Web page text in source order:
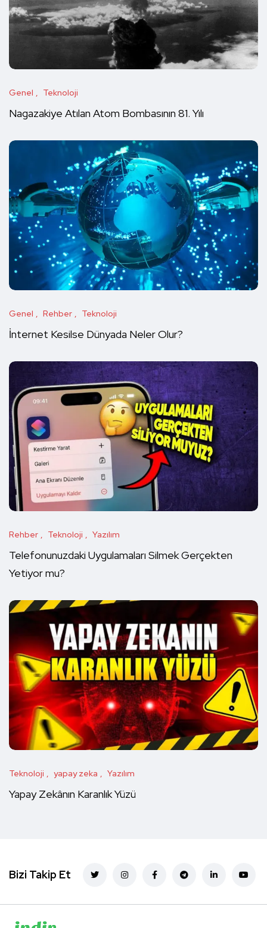
Genel Teknoloji
Nagazakiye Atılan Atom Bombasının 81. Yılı
Genel Rehber Teknoloji
İnternet Kesilse Dünyada Neler Olur?
Rehber Teknoloji Yazılım
Telefonunuzdaki Uygulamaları Silmek Gerçekten
Yetiyor mu?
Teknoloji yapay zeka Yazılım
Yapay Zekânın Karanlık Yüzü
Bizi Takip Et